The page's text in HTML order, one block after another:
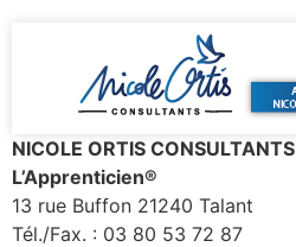
NICOLE ORTIS CONSULTANTS
L’Apprenticien®
13 rue Buffon 21240 Talant
Tél./Fax. : 03 80 53 72 87